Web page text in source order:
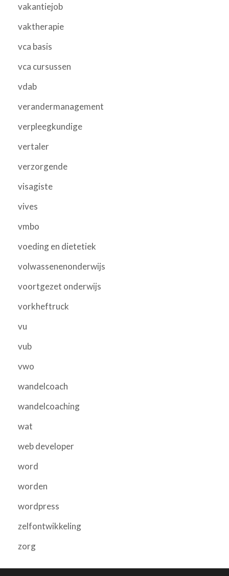
vakantiejob
vaktherapie
vca basis
vca cursussen
vdab
verandermanagement
verpleegkundige
vertaler
verzorgende
visagiste
vives
vmbo
voeding en dietetiek
volwassenenonderwijs
voortgezet onderwijs
vorkheftruck
vu
vub
vwo
wandelcoach
wandelcoaching
wat
web developer
word
worden
wordpress
zelfontwikkeling
zorg